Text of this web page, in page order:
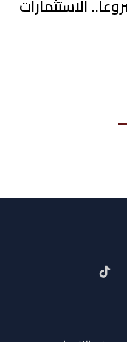
دولار و144 مشروعا.. الاستثمارات